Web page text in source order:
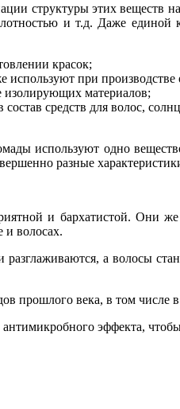
структуры этих веществ
и т.д. Даже единой
красок;
используют при производстве
изолирующих материалов;
средств для волос,
используют одно
разные
и бархатистой. Они
и волосах.
а волосы
прошлого века, в том числе
эффекта, чтобы